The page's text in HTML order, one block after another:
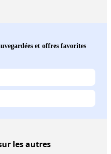
et offres favorites
les autres